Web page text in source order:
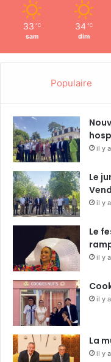
33 ℃
sam
34 ℃
dim
Populaire
il y
Le
il y
Le
il y
il y
La
il y